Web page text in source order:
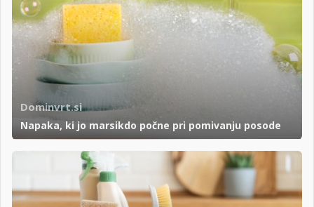
Dominvrt.si
Napaka, ki jo marsikdo počne pri pomivanju posode